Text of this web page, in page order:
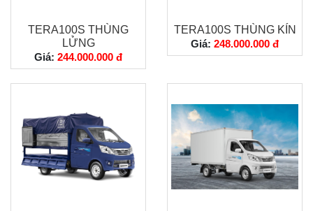
TERA100S THÙNG
LỬNG
Giá: 244.000.000 đ
TERA100S THÙNG KÍN
Giá: 248.000.000 đ